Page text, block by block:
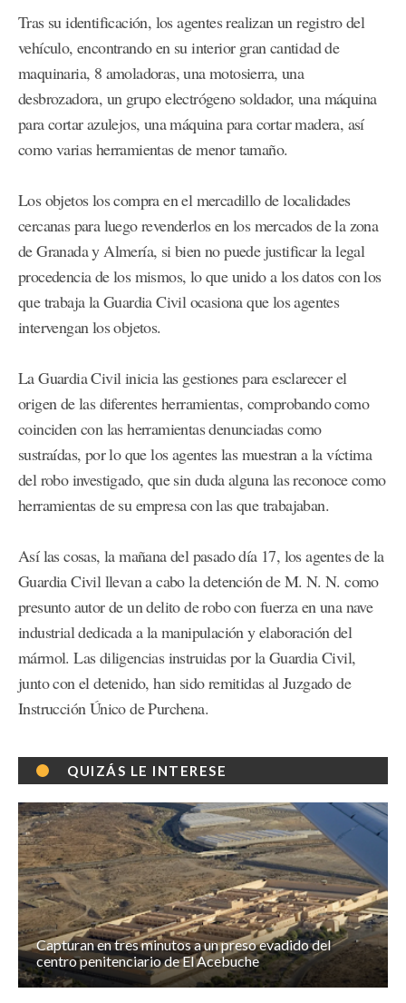
Tras su identificación, los agentes realizan un registro del
vehículo, encontrando en su interior gran cantidad de
maquinaria, 8 amoladoras, una motosierra, una
desbrozadora, un grupo electrógeno soldador, una máquina
para cortar azulejos, una máquina para cortar madera, así
como varias herramientas de menor tamaño.
Los objetos los compra en el mercadillo de localidades
cercanas para luego revenderlos en los mercados de la zona
de Granada y Almería, si bien no puede justificar la legal
procedencia de los mismos, lo que unido a los datos con los
que trabaja la Guardia Civil ocasiona que los agentes
intervengan los objetos.
La Guardia Civil inicia las gestiones para esclarecer el
origen de las diferentes herramientas, comprobando como
coinciden con las herramientas denunciadas como
sustraídas, por lo que los agentes las muestran a la víctima
del robo investigado, que sin duda alguna las reconoce como
herramientas de su empresa con las que trabajaban.
Así las cosas, la mañana del pasado día 17, los agentes de la
Guardia Civil llevan a cabo la detención de M. N. N. como
presunto autor de un delito de robo con fuerza en una nave
industrial dedicada a la manipulación y elaboración del
mármol. Las diligencias instruidas por la Guardia Civil,
junto con el detenido, han sido remitidas al Juzgado de
Instrucción Único de Purchena.
QUIZÁS LE INTERESE
Capturan en tres minutos a un preso evadido del
centro penitenciario de El Acebuche